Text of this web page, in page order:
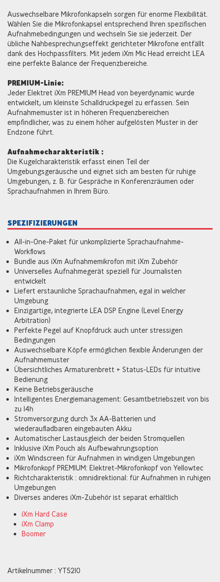
Auswechselbare Mikrofonkapseln sorgen für enorme Flexibilität.
Wählen Sie die Mikrofonkapsel entsprechend Ihren spezifischen
Aufnahmebedingungen und wechseln Sie sie jederzeit. Der
übliche Nahbesprechungseffekt gerichteter Mikrofone entfällt
dank des Hochpassfilters. Mit jedem iXm Mic Head erreicht LEA
eine perfekte Balance der Frequenzbereiche.
PREMIUM-Linie:
Jeder Elektret iXm PREMIUM Head von beyerdynamic wurde
entwickelt, um kleinste Schalldruckpegel zu erfassen. Sein
Aufnahmemuster ist in höheren Frequenzbereichen
empfindlicher, was zu einem höher aufgelösten Muster in der
Endzone führt.
Aufnahmecharakteristik :
Die Kugelcharakteristik erfasst einen Teil der
Umgebungsgeräusche und eignet sich am besten für ruhige
Umgebungen, z. B. für Gespräche in Konferenzräumen oder
Sprachaufnahmen in Ihrem Büro.
SPEZIFIZIERUNGEN
All-in-One-Paket für unkomplizierte Sprachaufnahme-
Workflows
Bundle aus iXm Aufnahmemikrofon mit iXm Zubehör
Universelles Aufnahmegerät speziell für Journalisten
entwickelt
Liefert erstaunliche Sprachaufnahmen, egal in welcher
Umgebung
Einzigartige, integrierte LEA DSP Engine (Level Energy
Arbitration)
Perfekte Pegel auf Knopfdruck auch unter stressigen
Bedingungen
Auswechselbare Köpfe ermöglichen flexible Änderungen der
Aufnahmemuster
Übersichtliches Armaturenbrett + Status-LEDs für intuitive
Bedienung
Keine Betriebsgeräusche
Intelligentes Energiemanagement: Gesamtbetriebszeit von bis
zu 14h
Stromversorgung durch 3x AA-Batterien und
wiederaufladbaren eingebauten Akku
Automatischer Lastausgleich der beiden Stromquellen
Inklusive iXm Pouch als Aufbewahrungsoption
iXm Windscreen für Aufnahmen in windigen Umgebungen
Mikrofonkopf PREMIUM: Elektret-Mikrofonkopf von Yellowtec
Richtcharakteristik : omnidirektional: für Aufnahmen in ruhigen
Umgebungen
Diverses anderes iXm-Zubehör ist separat erhältlich
iXm Hard Case
iXm Clamp
Boomer
Artikelnummer : YT5210